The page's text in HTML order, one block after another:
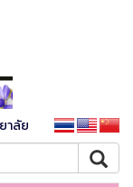
าลัย